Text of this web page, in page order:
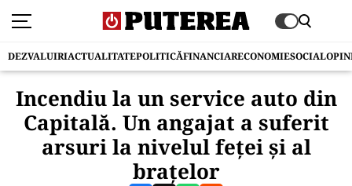
DEZVALUIRIACTUALITATEPOLITICĂFINANCIARECONOMIESOCIAL
Incendiu la un service auto din
Capitală. Un angajat a suferit
arsuri la nivelul feței și al
brațelor